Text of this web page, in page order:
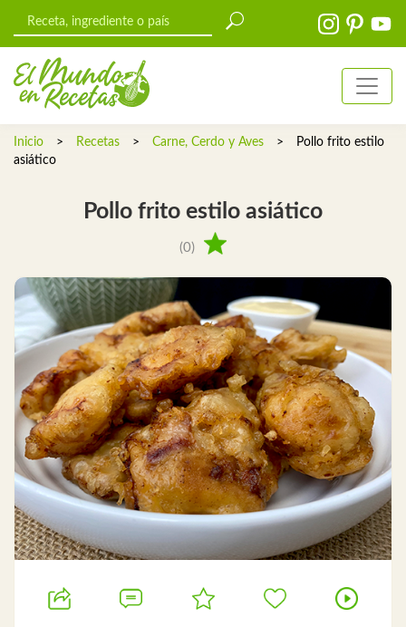
Inicio > Recetas > Carne, Cerdo y Aves >
Pollo frito estilo
asiático
Pollo frito estilo asiático
(0)